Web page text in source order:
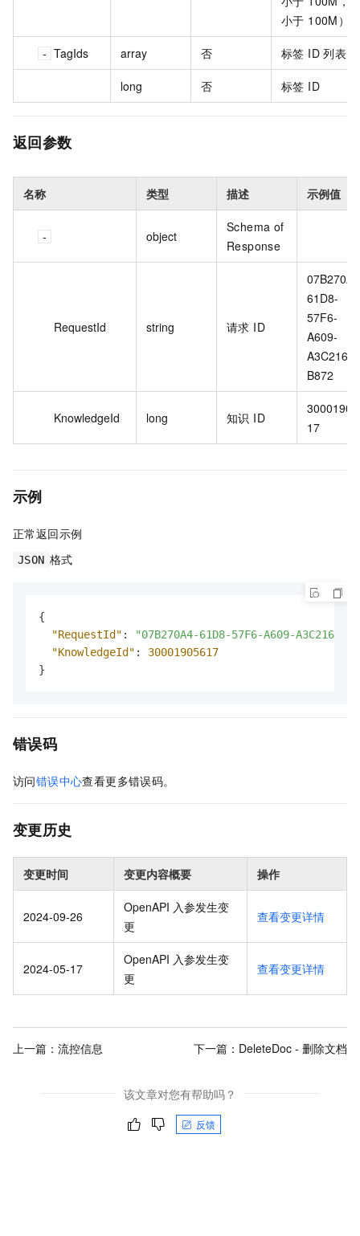
小于 100M）
TagIds array 否 标签 ID 列表
long 否 标签 ID
返回参数
名称 类型 描述 示例值
object
Schema of
Response
RequestId string 请求 ID
61D8-
57F6-
A609-
B872
KnowledgeId long 知识 ID
17
示例
正常返回示例
JSON 格式
{
"RequestId" :
"07B270A4-61D8-57F6-A609-
"KnowledgeId" :
30001905617
}
错误码
访问错误中心查看更多错误码。
变更历史
变更时间 变更内容概要 操作
2024-09-26
OpenAPI 入参发生变
更
查看变更详情
2024-05-17
OpenAPI 入参发生变
更
查看变更详情
上一篇： 流控信息 下一篇： DeleteDoc - 删除文档
该文章对您有帮助吗？
反馈